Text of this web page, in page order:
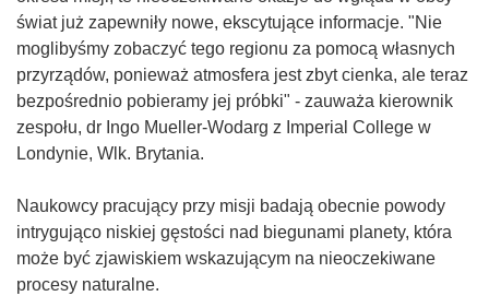
świat już zapewniły nowe, ekscytujące informacje. "Nie
moglibyśmy zobaczyć tego regionu za pomocą własnych
przyrządów, ponieważ atmosfera jest zbyt cienka, ale teraz
bezpośrednio pobieramy jej próbki" - zauważa kierownik
zespołu, dr Ingo Mueller-Wodarg z Imperial College w
Londynie, Wlk. Brytania.
Naukowcy pracujący przy misji badają obecnie powody
intrygująco niskiej gęstości nad biegunami planety, która
może być zjawiskiem wskazującym na nieoczekiwane
procesy naturalne.